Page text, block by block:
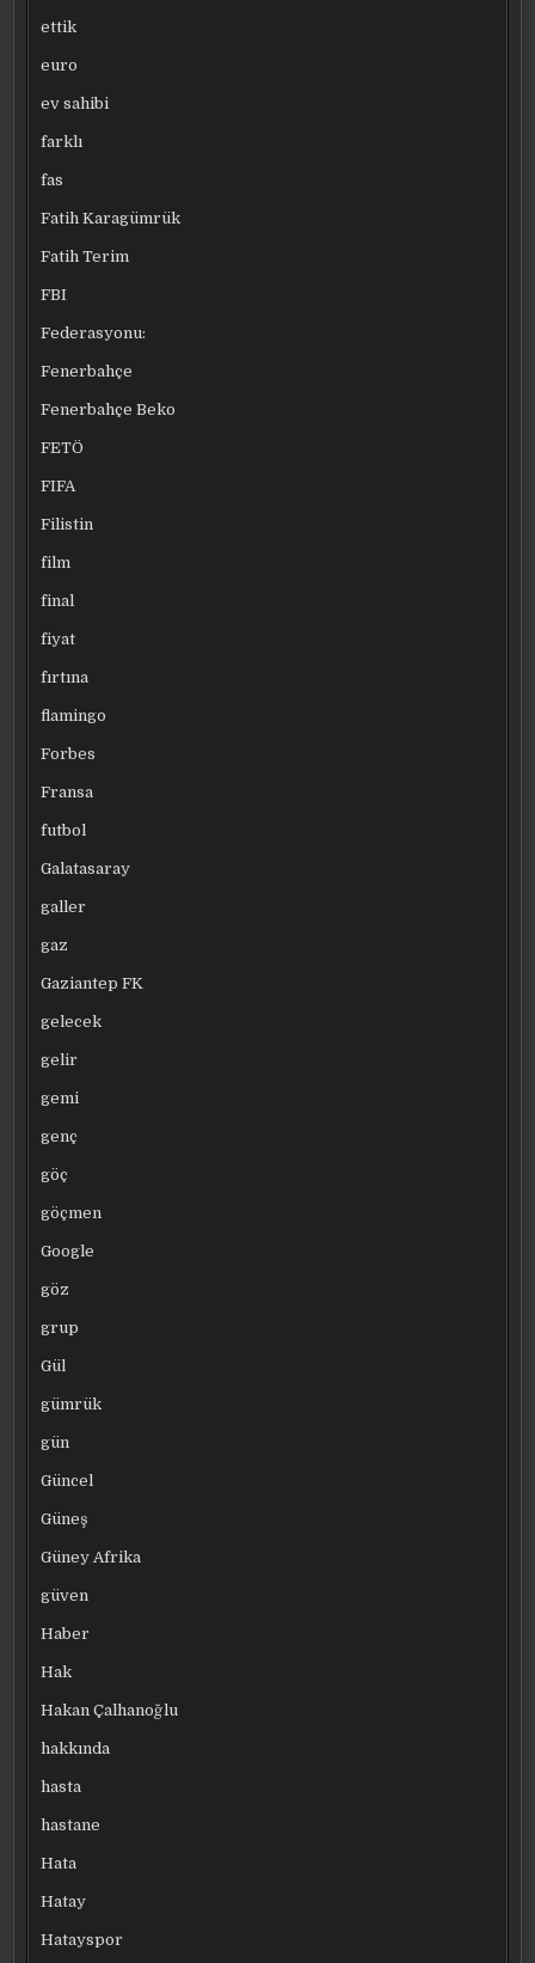
ettik
euro
ev sahibi
farklı
fas
Fatih Karagümrük
Fatih Terim
FBI
Federasyonu:
Fenerbahçe
Fenerbahçe Beko
FETÖ
FIFA
Filistin
film
final
fiyat
fırtına
flamingo
Forbes
Fransa
futbol
Galatasaray
galler
gaz
Gaziantep FK
gelecek
gelir
gemi
genç
göç
göçmen
Google
göz
grup
Gül
gümrük
gün
Güncel
Güneş
Güney Afrika
güven
Haber
Hak
Hakan Çalhanoğlu
hakkında
hasta
hastane
Hata
Hatay
Hatayspor